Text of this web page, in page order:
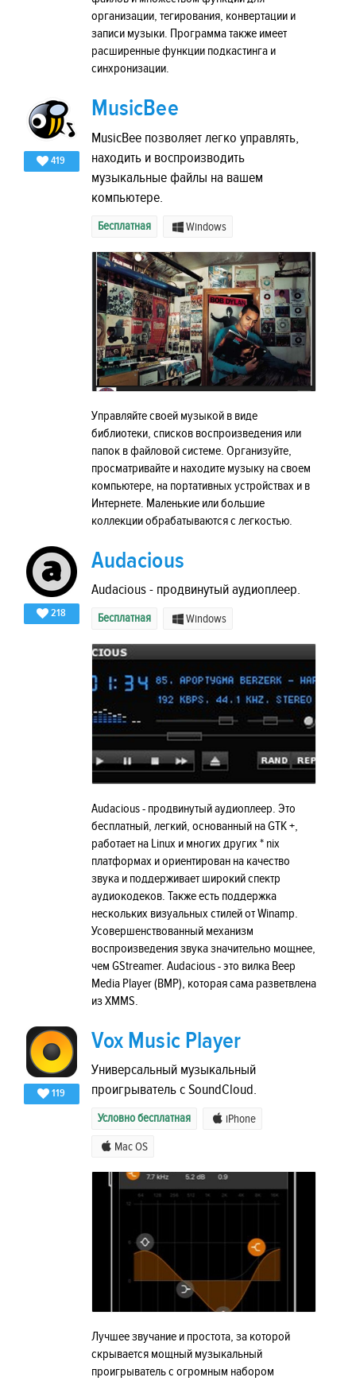
организации, тегирования, конвертации и
записи музыки. Программа также имеет
расширенные функции подкастинга и
синхронизации.
419
MusicBee
MusicBee позволяет легко управлять,
находить и воспроизводить
музыкальные файлы на вашем
компьютере.
Бесплатная Windows
Управляйте своей музыкой в виде
библиотеки, списков воспроизведения или
папок в файловой системе. Организуйте,
просматривайте и находите музыку на своем
компьютере, на портативных устройствах и в
Интернете. Маленькие или большие
коллекции обрабатываются с легкостью.
218
Audacious
Audacious - продвинутый аудиоплеер.
Бесплатная Windows
Audacious - продвинутый аудиоплеер. Это
бесплатный, легкий, основанный на GTK +,
работает на Linux и многих других * nix
платформах и ориентирован на качество
звука и поддерживает широкий спектр
аудиокодеков. Также есть поддержка
нескольких визуальных стилей от Winamp.
Усовершенствованный механизм
воспроизведения звука значительно мощнее,
чем GStreamer. Audacious - это вилка Beep
Media Player (BMP), которая сама разветвлена
​​из XMMS.
119
Vox Music Player
Универсальный музыкальный
проигрыватель с SoundCloud.
Условно бесплатная iPhone
Mac OS
Лучшее звучание и простота, за которой
скрывается мощный музыкальный
проигрыватель с огромным набором